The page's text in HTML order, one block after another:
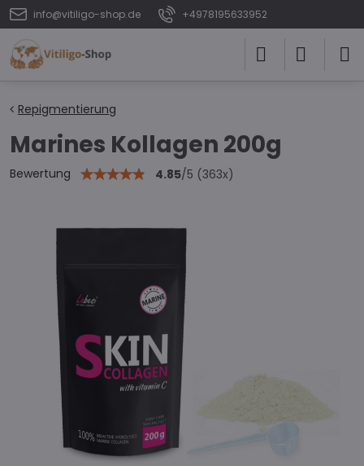
info@vitiligo-shop.de +4978195633952
Repigmentierung
Marines Kollagen 200g
Bewertung 4.85/5 (363x)